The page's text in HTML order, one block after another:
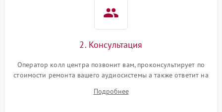
2. Консультация
Оператор колл центра позвонит вам, проконсультирует по
стоимости ремонта вашего аудиосистемы а также ответит на
Подробнее